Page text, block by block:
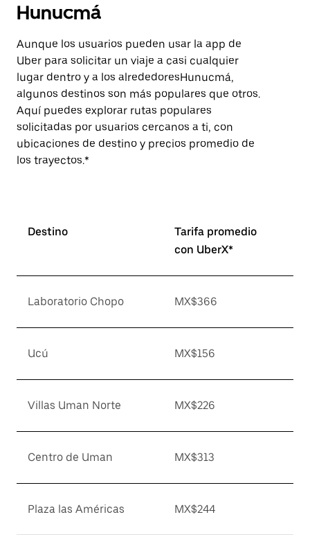
Hunucmá
Aunque los usuarios pueden usar la app de
Uber para solicitar un viaje a casi cualquier
lugar dentro y a los alrededoresHunucmá,
algunos destinos son más populares que otros.
Aquí puedes explorar rutas populares
solicitadas por usuarios cercanos a ti, con
ubicaciones de destino y precios promedio de
los trayectos.*
Destino
Tarifa promedio
con UberX*
Laboratorio Chopo MX$366
Ucú MX$156
Villas Uman Norte MX$226
Centro de Uman MX$313
Plaza las Américas MX$244